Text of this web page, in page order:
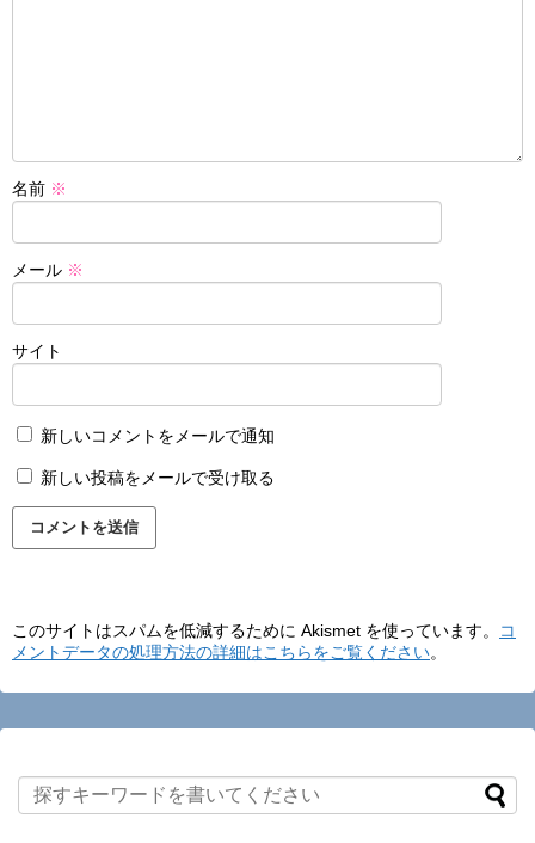
名前 ※
メール ※
サイト
新しいコメントをメールで通知
新しい投稿をメールで受け取る
このサイトはスパムを低減するために Akismet を使っています。
コ
メントデータの処理方法の詳細はこちらをご覧ください。